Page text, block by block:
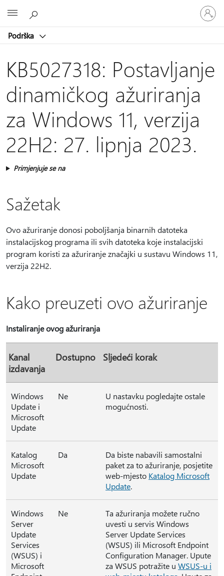
Podrška
Prijavite
se
u
račun
KB5027318: Postavljanje
dinamičkog ažuriranja
za Windows 11, verzija
22H2: 27. lipnja 2023.
Primjenjuje se na
Sažetak
Ovo ažuriranje donosi poboljšanja binarnih datoteka
instalacijskog programa ili svih datoteka koje instalacijski
program koristi za ažuriranje značajki u sustavu Windows 11,
verzija 22H2.
Kako preuzeti ovo ažuriranje
Instaliranje ovog ažuriranja
Kanal
izdavanja
Dostupno Sljedeći korak
Windows
Update i
Microsoft
Update
Ne
U nastavku pogledajte ostale
mogućnosti.
Katalog
Microsoft
Update
Da
Da biste nabavili samostalni
paket za to ažuriranje, posjetite
web-mjesto Katalog Microsoft
Update.
Windows
Server
Update
Services
(WSUS) i
Microsoft
Ne
Ta ažuriranja možete ručno
uvesti u servis Windows
Server Update Services
(WSUS) ili Microsoft Endpoint
Configuration Manager. Upute
za WSUS potražite u WSUS-u i